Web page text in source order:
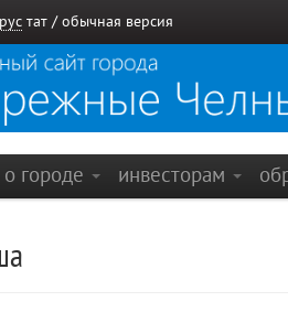
рус тат / обычная версия
о городе инвесторам